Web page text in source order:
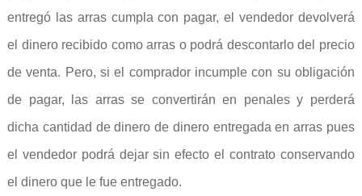
entregó las arras cumpla con pagar, el vendedor devolverá
el dinero recibido como arras o podrá descontarlo del precio
de venta. Pero, si el comprador incumple con su obligación
de pagar, las arras se convertirán en penales y perderá
dicha cantidad de dinero de dinero entregada en arras pues
el vendedor podrá dejar sin efecto el contrato conservando
el dinero que le fue entregado.